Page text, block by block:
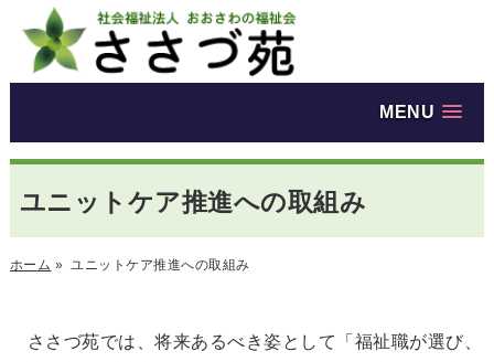
MENU
ユニットケア推進への取組み
ホーム » ユニットケア推進への取組み
ささづ苑では、将来あるべき姿として「福祉職が選び、